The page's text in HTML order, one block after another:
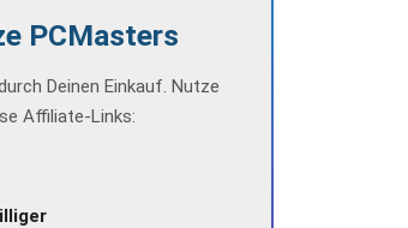
PCMasters
Deinen Einkauf. Nutze
Affiliate-Links: